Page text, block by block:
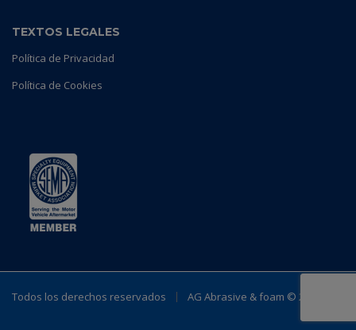
TEXTOS LEGALES
Política de Privacidad
Política de Cookies
Todos los derechos reservados AG Abrasive & foam © 2023.